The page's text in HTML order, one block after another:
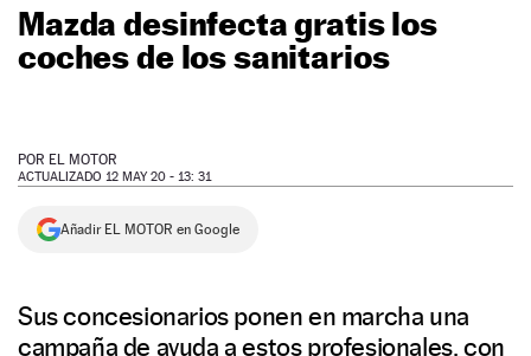
MOTOS
TECNOLOGÍA
SERVICIOS
NEWSLETTER
Mazda desinfecta gratis los
coches de los sanitarios
POR EL MOTOR
ACTUALIZADO 12 MAY 20 - 13: 31
Añadir EL MOTOR en Google
Sus concesionarios ponen en marcha una
campaña de ayuda a estos profesionales, con